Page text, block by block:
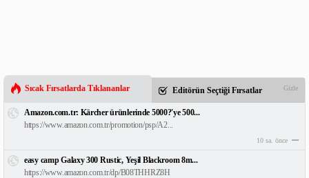
Sıcak Fırsatlarda Tıklananlar Editörün Seçtiği Fırsatlar Gizle
Amazon.com.tr: Kärcher ürünlerinde 5000?'ye 500...
https://www.amazon.com.tr/promotion/psp/A2...
10 sa. önce
easy camp Galaxy 300 Rustic, Yeşil Blackroom 8m...
https://www.amazon.com.tr/dp/B08THHRZ8H